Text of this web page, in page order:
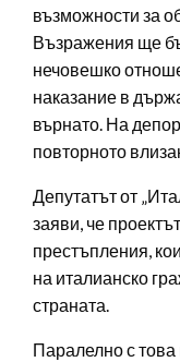
възможности за
Възражения ще
нечовешко
наказание в
върнато. На
повторното
Депутатът от
заяви, че
престъпления,
на италианско
страната.
Паралелно с